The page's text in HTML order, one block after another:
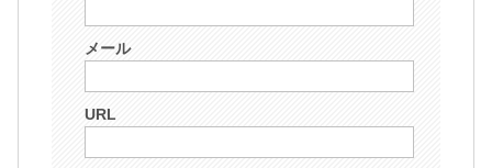
メール
URL